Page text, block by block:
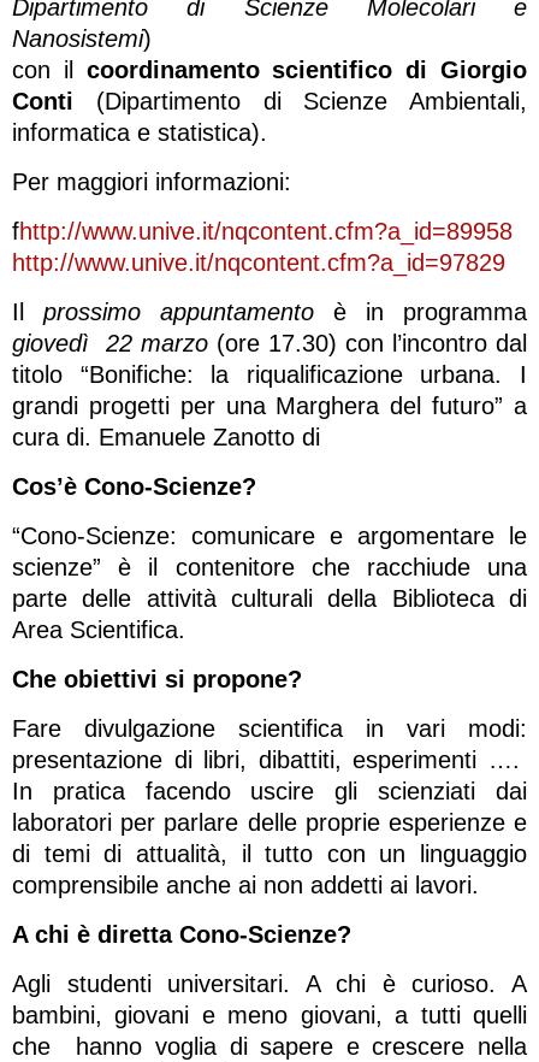
Dipartimento di Scienze Molecolari e
Nanosistemi)
con il coordinamento scientifico di Giorgio
Conti (Dipartimento di Scienze Ambientali,
informatica e statistica).
Per maggiori informazioni:
fhttp://www.unive.it/nqcontent.cfm?a_id=89958
http://www.unive.it/nqcontent.cfm?a_id=97829
Il prossimo appuntamento è in programma
giovedì 22 marzo (ore 17.30) con l’incontro dal
titolo “Bonifiche: la riqualificazione urbana. I
grandi progetti per una Marghera del futuro” a
cura di. Emanuele Zanotto di
Cos’è Cono-Scienze?
“Cono-Scienze: comunicare e argomentare le
scienze” è il contenitore che racchiude una
parte delle attività culturali della Biblioteca di
Area Scientifica.
Che obiettivi si propone?
Fare divulgazione scientifica in vari modi:
presentazione di libri, dibattiti, esperimenti ….
In pratica facendo uscire gli scienziati dai
laboratori per parlare delle proprie esperienze e
di temi di attualità, il tutto con un linguaggio
comprensibile anche ai non addetti ai lavori.
A chi è diretta Cono-Scienze?
Agli studenti universitari. A chi è curioso. A
bambini, giovani e meno giovani, a tutti quelli
che hanno voglia di sapere e crescere nella